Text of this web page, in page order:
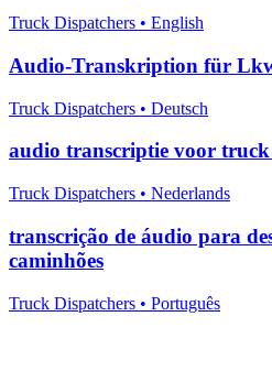
Truck Dispatchers • English
Audio-Transkription für
Truck Dispatchers • Deutsch
audio transcriptie voor truck
Truck Dispatchers • Nederlands
transcrição de áudio para
caminhões
Truck Dispatchers • Português